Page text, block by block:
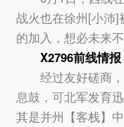
战火也在徐州[小沛]
的加入，想必未来不
X2796前线情报
经过友好磋商，
息鼓，可北军发育
其是并州【客栈】